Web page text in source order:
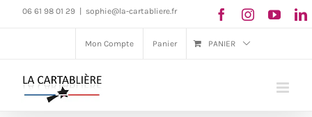
Passer06 61 98 01 29 sophie@la-cartabliere.fr
Mon Compte Panier PANIER